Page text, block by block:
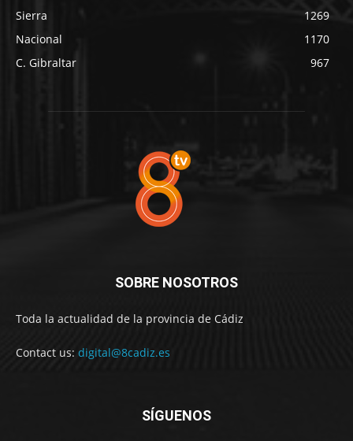
Sierra
1269
Nacional
1170
C. Gibraltar
967
SOBRE NOSOTROS
Toda la actualidad de la provincia de Cádiz
Contact us: digital@8cadiz.es
SÍGUENOS